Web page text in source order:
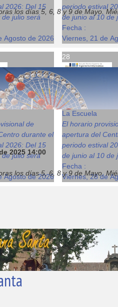
2026: Del 15
julio será
Agosto de 2026
periodo estival
de junio al 10 de
Fecha :
Viernes, 21 de
del Centro
de
durante el
2026: Del 15
julio será
Agosto de 2026
28
Horario de
08:00
La Escuela
El horario
apertura del
periodo estival
de junio al 10 de
Fecha :
Viernes, 28 de
los días 5, 6, 8 y 9 de Mayo.
2025 14:00
los días 5, 6, 8 y 9 de Mayo.